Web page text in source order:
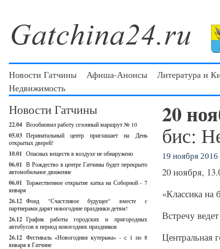
Новости Гатчины Афиша-Анонсы
Литература и
Недвижимость
Новости Гатчины
22.04 Возобновил работу сезонный маршрут № 10
05.03 Перинатальный центр приглашает на День
открытых дверей!
10.01 Опасных веществ в воздухе не обнаружено
06.01 В Рождество в центре Гатчины будет перекрыто
автомобильное движение
06.01 Торжественное открытие катка на Соборной - 7
января
26.12 Фонд "Счастливое будущее" вместе с
партнерами дарят новогодние праздники детям!
26.12 График работы городских и пригородных
автобусов в период новогодних праздников
26.12 Фестиваль «Новогодняя кутерьма» - с 1 по 8
января в Гатчине
20
бис:
19 ноября 2016
20 ноября,
«Классика на
Встречу
Центральная